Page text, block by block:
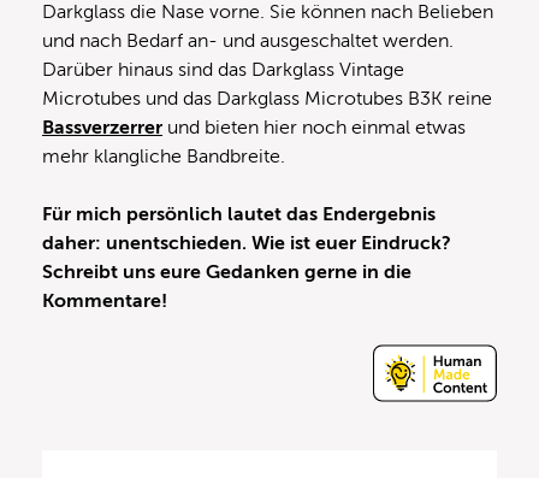
Darkglass die Nase vorne. Sie können nach Belieben
und nach Bedarf an- und ausgeschaltet werden.
Darüber hinaus sind das Darkglass Vintage
Microtubes und das Darkglass Microtubes B3K reine
Bassverzerrer und bieten hier noch einmal etwas
mehr klangliche Bandbreite.
Für mich persönlich lautet das Endergebnis
daher: unentschieden. Wie ist euer Eindruck?
Schreibt uns eure Gedanken gerne in die
Kommentare!